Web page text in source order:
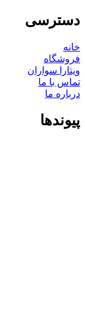
دسترسی
خانه
فروشگاه
ویتارا سواران
تماس با ما
درباره ما
پیوندها